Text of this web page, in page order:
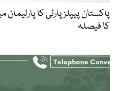
پاکستان پیپلزپارٹی کا
کا فیصلہ